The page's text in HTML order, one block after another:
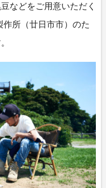
などをご用意いただく
所（廿日市市）のた